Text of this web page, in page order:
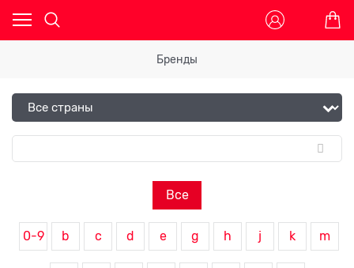
Бренды
Все
0-9 b c d e g h j k m